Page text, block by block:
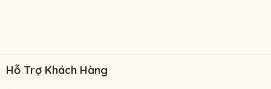
Hỗ Trợ Khách Hàng